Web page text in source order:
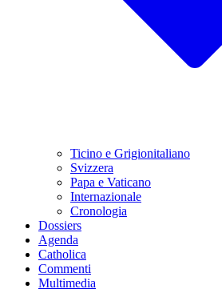
Ticino e Grigionitaliano
Svizzera
Papa e Vaticano
Internazionale
Cronologia
Dossiers
Agenda
Catholica
Commenti
Multimedia